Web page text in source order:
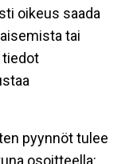
oikeus saada
tai
tiedot
pyynnöt tulee
osoitteella: